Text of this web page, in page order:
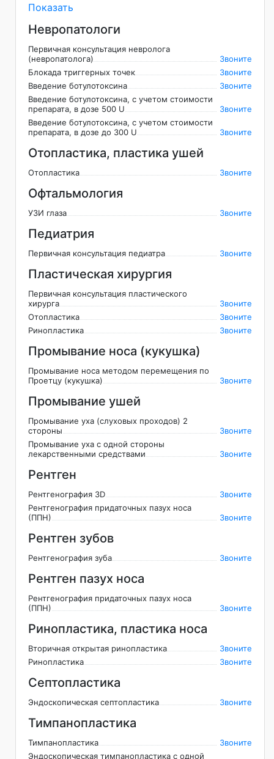
Показать
Невропатологи
Первичная консультация невролога
(невропатолога)
Звоните
Блокада триггерных точек
Звоните
Введение ботулотоксина
Звоните
Введение ботулотоксина, с учетом стоимости
препарата, в дозе 500 U
Звоните
Введение ботулотоксина, с учетом стоимости
препарата, в дозе до 300 U
Звоните
Отопластика, пластика ушей
Отопластика Звоните
Офтальмология
УЗИ глаза Звоните
Педиатрия
Первичная консультация педиатра Звоните
Пластическая хирургия
Первичная консультация пластического
хирурга
Звоните
Отопластика
Звоните
Ринопластика
Звоните
Промывание носа (кукушка)
Промывание носа методом перемещения по
Проетцу (кукушка)
Звоните
Промывание ушей
Промывание уха (слуховых проходов) 2
стороны
Звоните
Промывание уха с одной стороны
лекарственными средствами
Звоните
Рентген
Рентгенография 3D
Звоните
Рентгенография придаточных пазух носа
(ППН)
Звоните
Рентген зубов
Рентгенография зуба Звоните
Рентген пазух носа
Рентгенография придаточных пазух носа
(ППН)
Звоните
Ринопластика, пластика носа
Вторичная открытая ринопластика
Звоните
Ринопластика
Звоните
Септопластика
Эндоскопическая септопластика Звоните
Тимпанопластика
Тимпанопластика
Звоните
Эндоскопическая тимпанопластика с одной